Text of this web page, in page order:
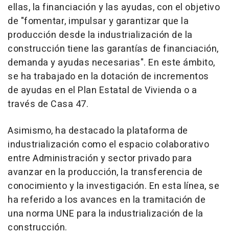
ellas, la financiación y las ayudas, con el objetivo
de "fomentar, impulsar y garantizar que la
producción desde la industrialización de la
construcción tiene las garantías de financiación,
demanda y ayudas necesarias". En este ámbito,
se ha trabajado en la dotación de incrementos
de ayudas en el Plan Estatal de Vivienda o a
través de Casa 47.
Asimismo, ha destacado la plataforma de
industrialización como el espacio colaborativo
entre Administración y sector privado para
avanzar en la producción, la transferencia de
conocimiento y la investigación. En esta línea, se
ha referido a los avances en la tramitación de
una norma UNE para la industrialización de la
construcción.